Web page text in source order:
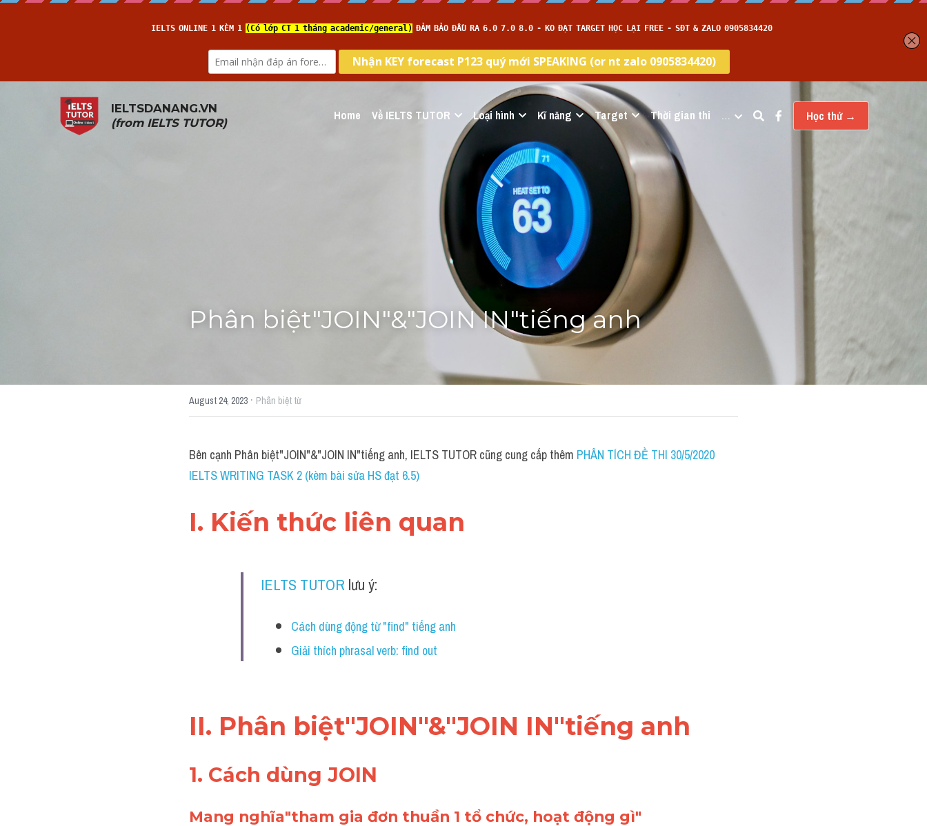
IELTSDANANG.VN
(from IELTS TUTOR) Home Về IELTS TUTOR Loại hình Kĩ năng Target Thời gian thi … Học thử →
Phân biệt"JOIN"&"JOIN IN"tiếng anh
August 24, 2023 · Phân biệt từ
Bên cạnh Phân biệt"JOIN"&"JOIN IN"tiếng anh, IELTS TUTOR cũng cung cấp thêm PHÂN TÍCH ĐỀ THI 30/5/2020
IELTS WRITING TASK 2 (kèm bài sửa HS đạt 6.5)
I. Kiến thức liên quan
IELTS TUTOR lưu ý:
Cách dùng động từ "find" tiếng anh
Giải thích phrasal verb: find out
II. Phân biệt"JOIN"&"JOIN IN"tiếng anh
1. Cách dùng JOIN
Mang nghĩa"tham gia đơn thuần 1 tổ chức, hoạt động gì"